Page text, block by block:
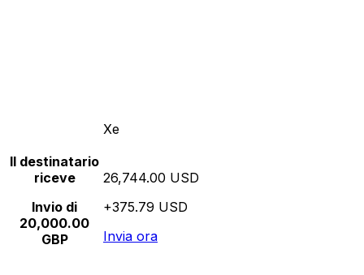
Xe
Il destinatario
riceve
Invio di
20,000.00
GBP
26,744.00 USD
+375.79 USD
Invia ora